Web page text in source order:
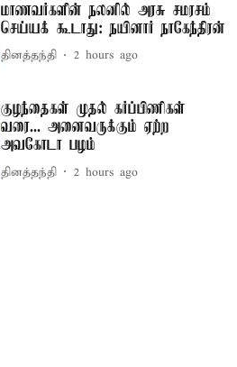
மாணவர்களின் நலனில் அரசு சமரசம்
செய்யக் கூடாது: நயினார் நாகேந்திரன்
தினத்தந்தி 2 hours ago
குழந்தைகள் முதல் கர்ப்பிணிகள்
வரை... அனைவருக்கும் ஏற்ற
அவகோடா பழம்
தினத்தந்தி 2 hours ago